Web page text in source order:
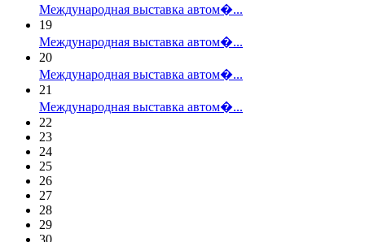
Международная выставка автом�...
19
Международная выставка автом�...
20
Международная выставка автом�...
21
Международная выставка автом�...
22
23
24
25
26
27
28
29
30